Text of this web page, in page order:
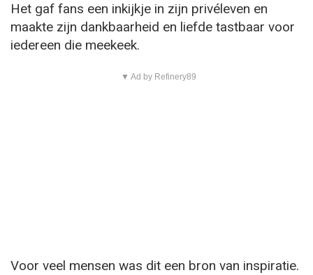
Het gaf fans een inkijkje in zijn privéleven en
maakte zijn dankbaarheid en liefde tastbaar voor
iedereen die meekeek.
▼ Ad by Refinery89
Voor veel mensen was dit een bron van inspiratie.